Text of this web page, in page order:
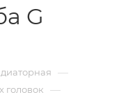
G
—
головок —